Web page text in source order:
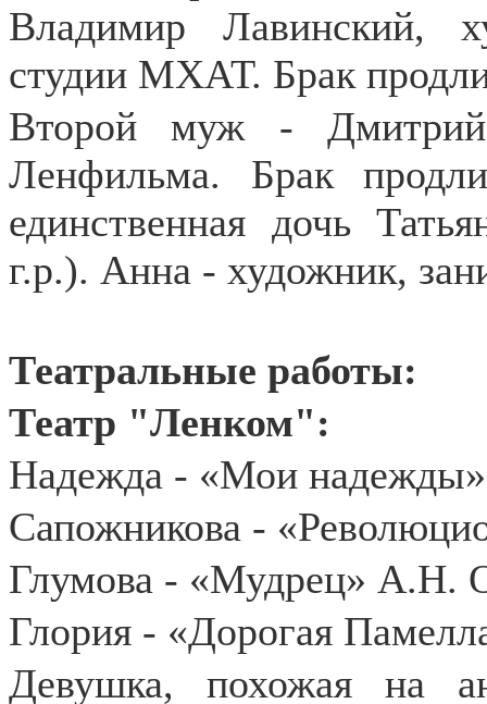
Владимир Лавинский,
студии МХАТ. Брак
Второй муж - Дмитрий
Ленфильма. Брак
единственная дочь
г.р.). Анна - художник,
Театральные работы:
Театр "Ленком":
Надежда - «Мои
Сапожникова -
Глумова - «Мудрец» А.Н.
Глория - «Дорогая
Девушка, похожая на